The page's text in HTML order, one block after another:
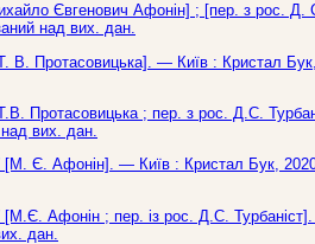
Євгенович Афонін] ; [пер. з рос.
над вих. дан.
В. Протасовицька]. — Київ : Кристал
Протасовицька ; пер. з рос. Д.С.
вих. дан.
[М. Є. Афонін]. — Київ : Кристал Бук,
[М.Є. Афонін ; пер. із рос. Д.С.
дан.